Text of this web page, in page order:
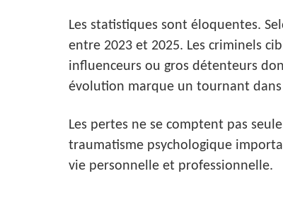
Les statistiques sont éloquentes.
entre 2023 et 2025. Les criminels
influenceurs ou gros détenteurs
évolution marque un tournant dans
Les pertes ne se comptent pas
traumatisme psychologique
vie personnelle et professionnelle.